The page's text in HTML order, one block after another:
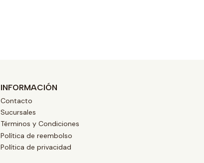
INFORMACIÓN
Contacto
Sucursales
Términos y Condiciones
Política de reembolso
Política de privacidad